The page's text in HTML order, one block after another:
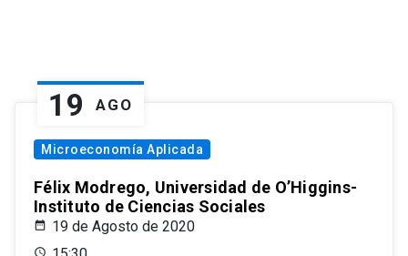
19 AGO
Microeconomía Aplicada
Félix Modrego, Universidad de O’Higgins-
Instituto de Ciencias Sociales
19 de Agosto de 2020